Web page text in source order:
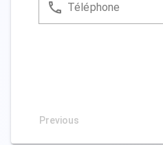
Téléphone
Previous